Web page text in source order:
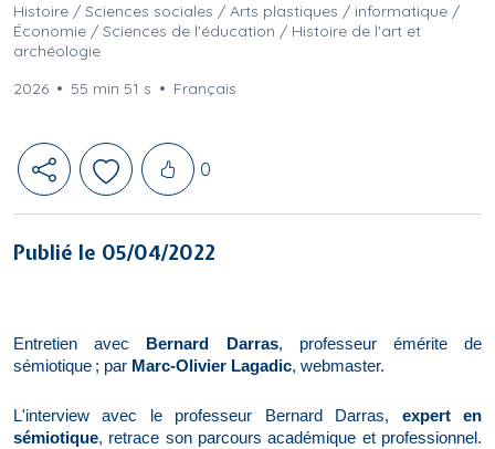
Histoire / Sciences sociales / Arts plastiques / informatique /
Économie / Sciences de l'éducation / Histoire de l'art et
archéologie
2026
55 min 51 s Français
Likes
0
Publié le 05/04/2022
Entretien avec Bernard Darras, professeur émérite de
sémiotique ; par Marc-Olivier Lagadic, webmaster.
L'interview avec le professeur Bernard Darras, expert en
sémiotique, retrace son parcours académique et professionnel.